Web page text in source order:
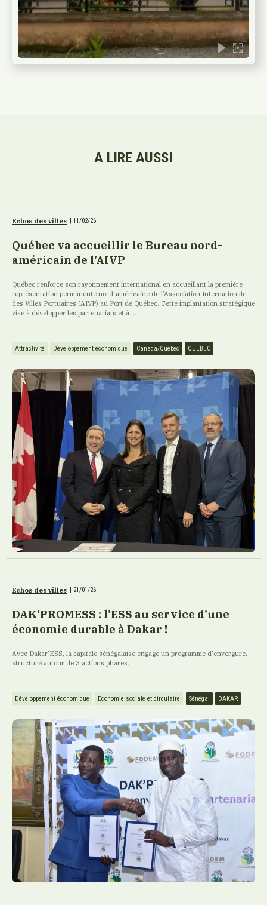
A LIRE AUSSI
Echos des villes | 11/02/26
Québec va accueillir le Bureau nord-
américain de l’AIVP
Québec renforce son rayonnement international en accueillant la première
représentation permanente nord-américaine de l’Association Internationale
des Villes Portuaires (AIVP) au Port de Québec. Cette implantation stratégique
vise à développer les partenariats et à ...
Attractivité Développement économique Canada/Québec QUEBEC
Echos des villes 21/01/26
DAK’PROMESS : l’ESS au service d’une
économie durable à Dakar !
Avec Dakar'ESS, la capitale sénégalaise engage un programme d'envergure,
structuré autour de 3 actions phares.
Développement économique Economie sociale et circulaire Sénégal DAKAR